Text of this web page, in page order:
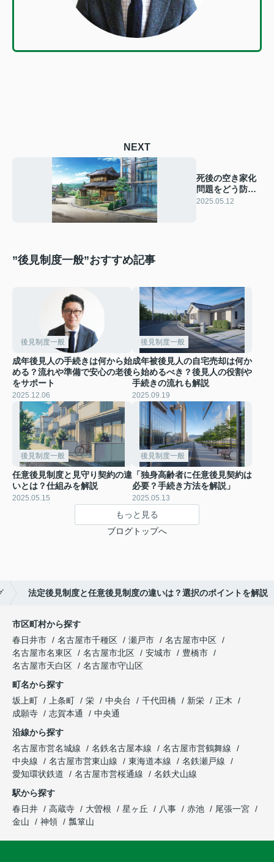
NEXT
死後の空き家化
問題をどう防
ぐ？ 生前の準備
2025.05.12
”後見制度一般”おすすめ記事
後見制度一般
成年後見人の手続きは何から始
める？流れや準備で安心の老後
をサポート
2025.12.06
後見制度一般
成年被後見人の自宅売却は何か
ら始めるべき？後見人の役割や
手続きの流れも解説
2025.09.19
後見制度一般
任意後見制度と見守り契約の違
いとは？仕組みを解説
2025.05.15
後見制度一般
「独身高齢者に任意後見契約は
必要？手続き方法を解説」
2025.05.13
もっと見る
ブログトップへ
法定後見制度と任意後見制度の違いは？選択のポイントを解説
市区町村から探す
春日井市
名古屋市千種区 瀬戸市
名古屋市中区
名古屋市名東区
名古屋市北区 安城市
豊橋市
名古屋市天白区
名古屋市守山区
町名から探す
坂上町
上条町 栄 中央台 千代田橋 新栄
正木
成願寺
志賀本通
中央通
沿線から探す
名古屋市営名城線
名鉄名古屋本線
名古屋市営鶴舞線
中央線
名古屋市営東山線 東海道本線
名鉄瀬戸線
愛知環状鉄道
名古屋市営桜通線
名鉄犬山線
駅から探す
春日井
高蔵寺 大曽根 星ヶ丘 八事 赤池
尾張一宮
金山
神領 瓢箪山